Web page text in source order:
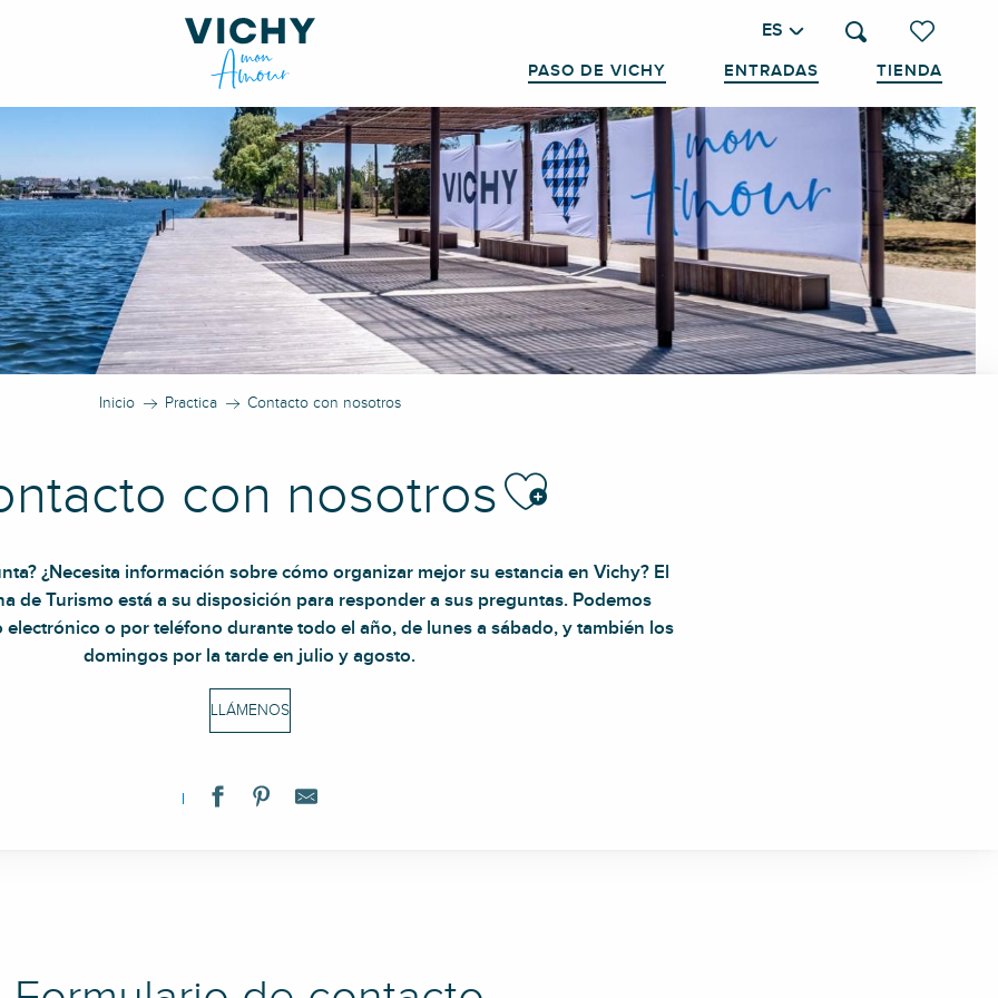
Voir les
Buscar
ES
PASO DE VICHY ENTRADAS TIENDA
Inicio Practica Contacto con nosotros
con nosotros
¿Necesita información sobre cómo organizar mejor su estancia en Vichy? El
de Turismo está a su disposición para responder a sus preguntas. Podemos
o por teléfono durante todo el año, de lunes a sábado, y también los
domingos por la tarde en julio y agosto.
LLÁMENOS